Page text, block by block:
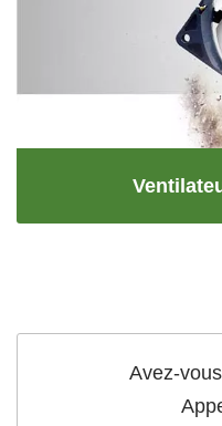
Avez-